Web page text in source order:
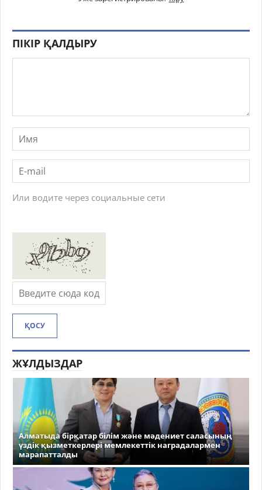
ПІКІР ҚАЛДЫРУ
Или водите через социальные сети
ҚОСУ
ЖҰЛДЫЗДАР
Алматыда бірқатар білім және мәдениет саласының
үздік қызметкерлері мемлекеттік наградалармен
марапатталды